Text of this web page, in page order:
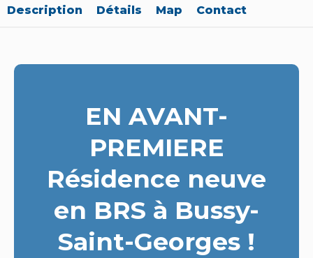
Description Détails Map Contact
EN AVANT-
PREMIERE
Résidence neuve
en BRS à Bussy-
Saint-Georges !